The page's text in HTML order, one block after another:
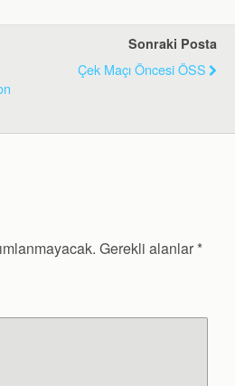
Sonraki Posta
Çek Maçı Öncesi ÖSS
Gerekli alanlar *